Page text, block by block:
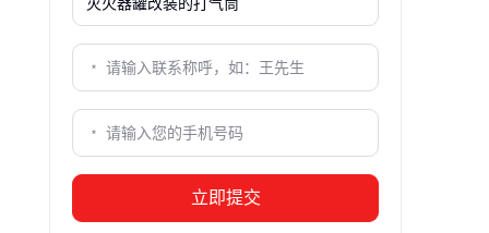
立即提交